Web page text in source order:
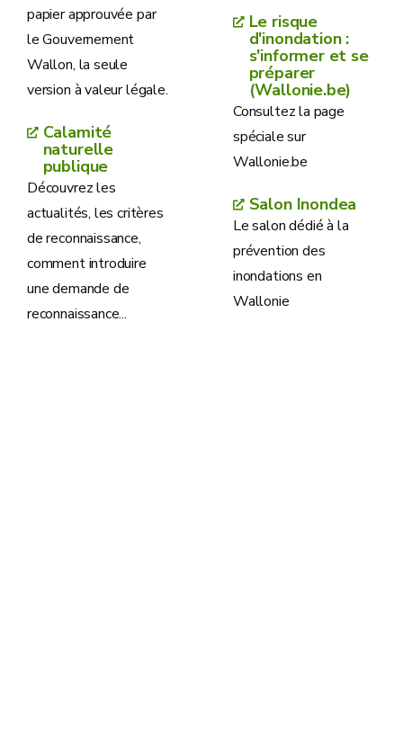
papier approuvée par
le Gouvernement
Wallon, la seule
version à valeur légale.
Calamité
naturelle
publique
Découvrez les
actualités, les critères
de reconnaissance,
comment introduire
une demande de
reconnaissance...
Le risque
d'inondation :
s'informer et se
préparer
(Wallonie.be)
Consultez la page
spéciale sur
Wallonie.be
Salon Inondea
Le salon dédié à la
prévention des
inondations en
Wallonie